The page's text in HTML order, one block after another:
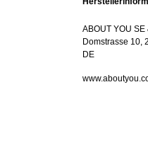
ABOUT YOU SE
Domstrasse 10,
DE